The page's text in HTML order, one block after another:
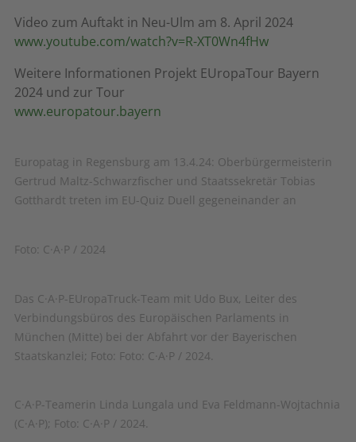
Video zum Auftakt in Neu-Ulm am 8. April 2024
www.youtube.com/watch?v=R-XT0Wn4fHw
Weitere Informationen Projekt EUropaTour Bayern
2024 und zur Tour
www.europatour.bayern
Europatag in Regensburg am 13.4.24: Oberbürgermeisterin
Gertrud Maltz-Schwarzfischer und Staatssekretär Tobias
Gotthardt treten im EU-Quiz Duell gegeneinander an
Foto: C·A·P / 2024
Das C·A·P-EUropaTruck-Team mit Udo Bux, Leiter des
Verbindungsbüros des Europäischen Parlaments in
München (Mitte) bei der Abfahrt vor der Bayerischen
Staatskanzlei; Foto: Foto: C·A·P / 2024.
C·A·P-Teamerin Linda Lungala und Eva Feldmann-Wojtachnia
(C·A·P); Foto: C·A·P / 2024.